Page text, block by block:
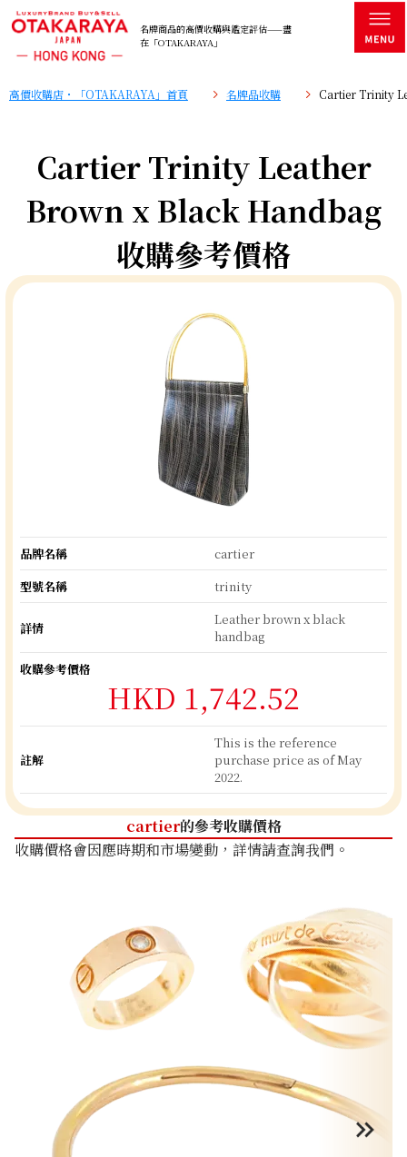
名牌商品的高價收購與鑑定評估——盡
在「OTAKARAYA」
高價收購店・「OTAKARAYA」首頁 名牌品收購 Cartier Trinity
Cartier Trinity Leather
Brown x Black Handbag
收購參考價格
品牌名稱
cartier
型號名稱
trinity
詳情
Leather brown x black
handbag
收購參考價格
HKD 1,742.52
註解
This is the reference
purchase price as of May
2022.
cartier的參考收購價格
收購價格會因應時期和市場變動，詳情請查詢我們。